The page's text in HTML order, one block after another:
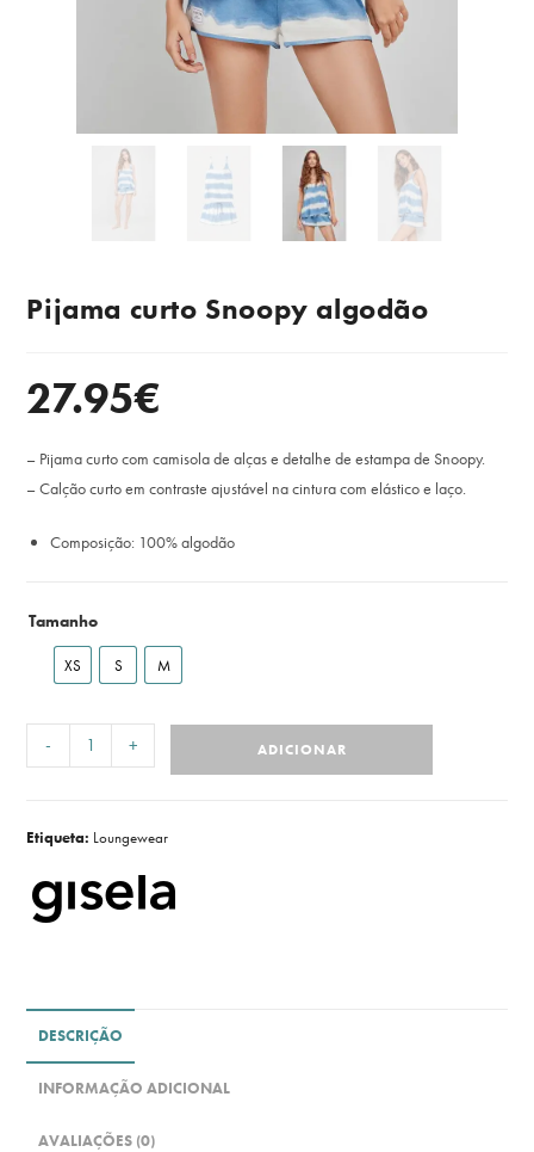
Pijama curto Snoopy algodão
27.95€
– Pijama curto com camisola de alças e detalhe de estampa de Snoopy.
– Calção curto em contraste ajustável na cintura com elástico e laço.
Composição: 100% algodão
Tamanho
XS S M
- + ADICIONAR
Etiqueta: Loungewear
DESCRIÇÃO
INFORMAÇÃO ADICIONAL
AVALIAÇÕES (0)